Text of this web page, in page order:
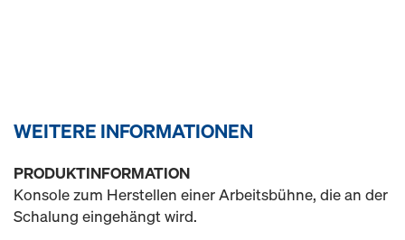
WEITERE INFORMATIONEN
PRODUKTINFORMATION
Konsole zum Herstellen einer Arbeitsbühne, die an der
Schalung eingehängt wird.